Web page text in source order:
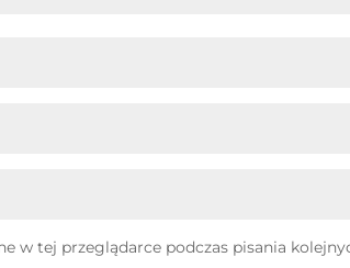
w tej przeglądarce podczas pisania